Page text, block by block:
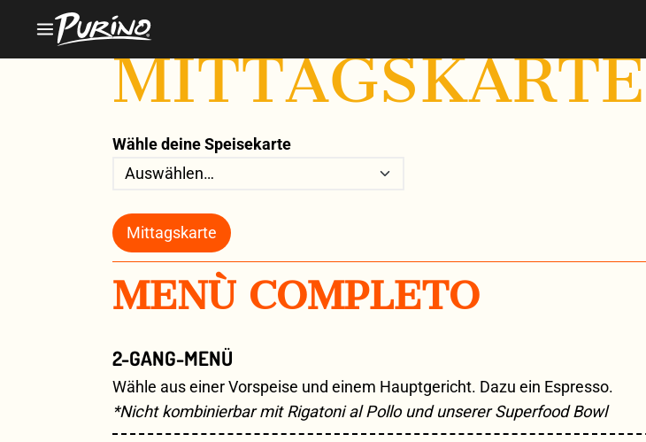
MITTAGSKARTE
Wähle deine Speisekarte
Mittagskarte
MENÙ COMPLETO
2-GANG-MENÜ
Wähle aus einer Vorspeise und einem Hauptgericht. Dazu ein Espresso.
*Nicht kombinierbar mit Rigatoni al Pollo und unserer Superfood Bowl